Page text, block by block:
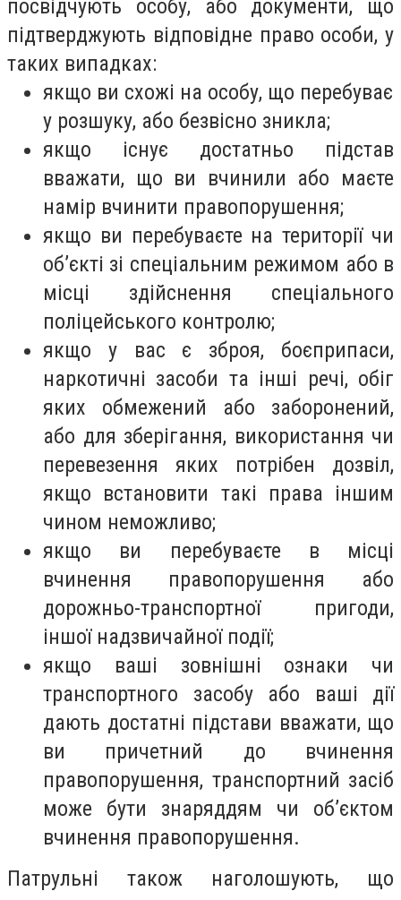
посвідчують особу, або документи, що
підтверджують відповідне право особи, у
таких випадках:
якщо ви схожі на особу, що перебуває
у розшуку, або безвісно зникла;
якщо існує достатньо підстав
вважати, що ви вчинили або маєте
намір вчинити правопорушення;
якщо ви перебуваєте на території чи
об’єкті зі спеціальним режимом або в
місці здійснення спеціального
поліцейського контролю;
якщо у вас є зброя, боєприпаси,
наркотичні засоби та інші речі, обіг
яких обмежений або заборонений,
або для зберігання, використання чи
перевезення яких потрібен дозвіл,
якщо встановити такі права іншим
чином неможливо;
якщо ви перебуваєте в місці
вчинення правопорушення або
дорожньо-транспортної пригоди,
іншої надзвичайної події;
якщо ваші зовнішні ознаки чи
транспортного засобу або ваші дії
дають достатні підстави вважати, що
ви причетний до вчинення
правопорушення, транспортний засіб
може бути знаряддям чи об’єктом
вчинення правопорушення.
Патрульні також наголошують, що